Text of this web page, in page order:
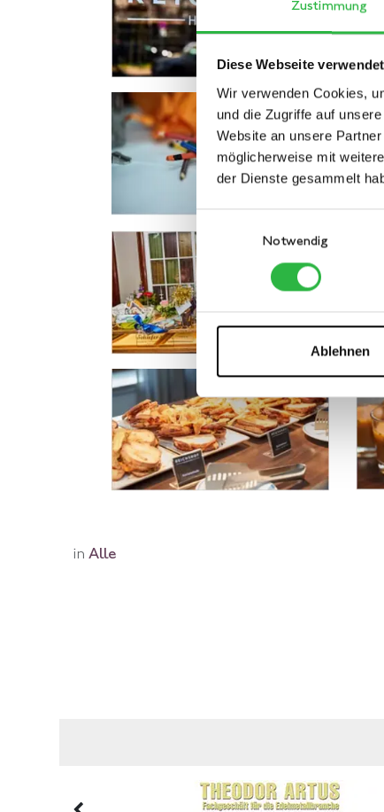
Zustimmung
Diese Webseite
Wir verwenden Cookies,
und die Zugriffe auf
Website an unsere
möglicherweise mit
der Dienste gesammelt
Notwendig
Ablehnen
inAlle